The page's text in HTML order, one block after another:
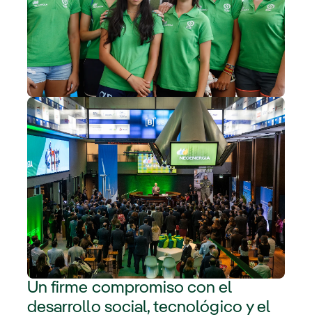
Un firme compromiso con el
desarrollo social, tecnológico y el